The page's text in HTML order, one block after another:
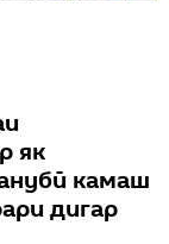
як
камаш
дигар